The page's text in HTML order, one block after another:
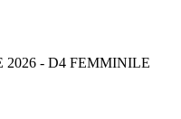
2026 - D4 FEMMINILE